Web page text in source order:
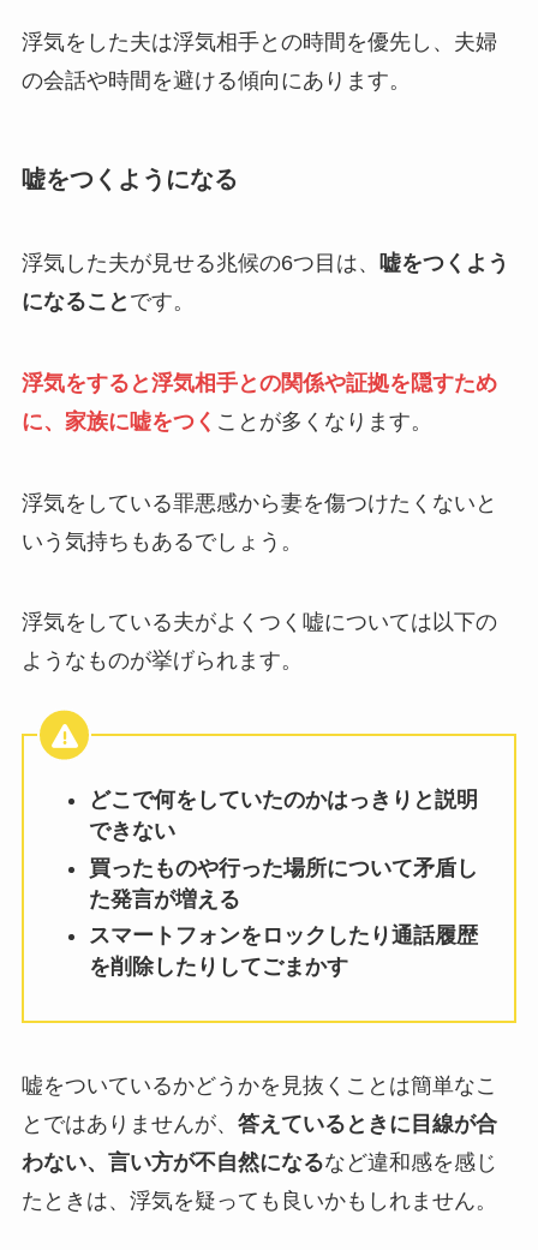
浮気をした夫は浮気相手との時間を優先し、夫婦
の会話や時間を避ける傾向にあります。
嘘をつくようになる
浮気した夫が見せる兆候の6つ目は、
嘘をつくよう
になること です。
浮気をすると浮気相手との関係や証拠を隠すため
に、家族に嘘をつく ことが多くなります。
浮気をしている罪悪感から妻を傷つけたくないと
いう気持ちもあるでしょう。
浮気をしている夫がよくつく嘘については以下の
ようなものが挙げられます。
どこで何をしていたのかはっきりと説明
できない
買ったものや行った場所について矛盾し
た発言が増える
スマートフォンをロックしたり通話履歴
を削除したりしてごまかす
嘘をついているかどうかを見抜くことは簡単なこ
とではありませんが、 答えているときに目線が合
わない、言い方が不自然になるなど違和感を感じ
たときは、浮気を疑っても良いかもしれません。